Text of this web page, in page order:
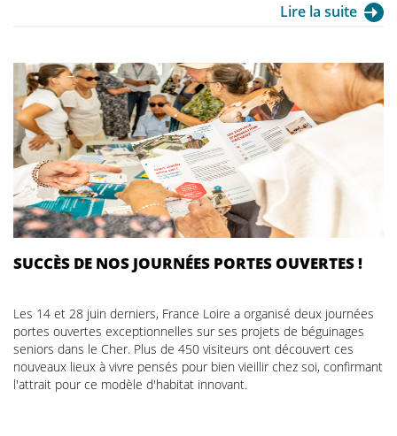
Lire la suite
SUCCÈS DE NOS JOURNÉES PORTES OUVERTES !
Les 14 et 28 juin derniers, France Loire a organisé deux journées
portes ouvertes exceptionnelles sur ses projets de béguinages
seniors dans le Cher. Plus de 450 visiteurs ont découvert ces
nouveaux lieux à vivre pensés pour bien vieillir chez soi, confirmant
l'attrait pour ce modèle d'habitat innovant.